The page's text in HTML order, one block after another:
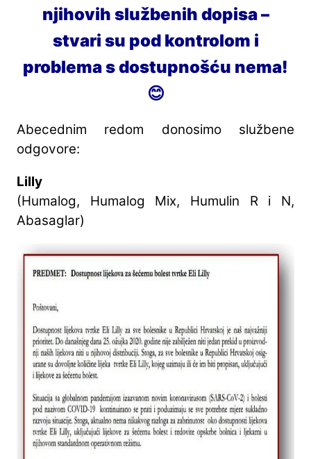
njihovih službenih dopisa –
stvari su pod kontrolom i
problema s dostupnošću nema!
😊
Abecednim redom donosimo službene
odgovore:
Lilly
(Humalog, Humalog Mix, Humulin R i N,
Abasaglar)